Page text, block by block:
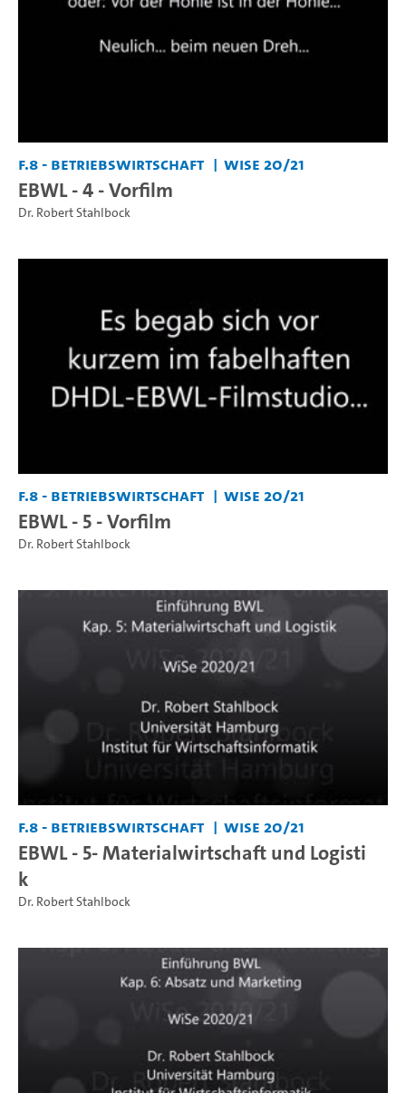
F.8 - Betriebswirtschaft WiSe 20/21
EBWL - 4 - Vorfilm
Dr. Robert Stahlbock
F.8 - Betriebswirtschaft WiSe 20/21
EBWL - 5 - Vorfilm
Dr. Robert Stahlbock
F.8 - Betriebswirtschaft WiSe 20/21
EBWL - 5- Materialwirtschaft und Logisti
k
Dr. Robert Stahlbock